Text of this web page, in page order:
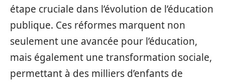
étape cruciale dans l’évolution de l’éducation
publique. Ces réformes marquent non
seulement une avancée pour l’éducation,
mais également une transformation sociale,
permettant à des milliers d’enfants de